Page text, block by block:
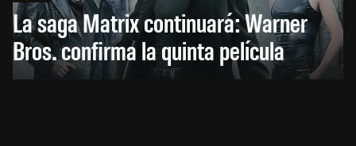
La saga Matrix continuará: Warner
Bros. confirma la quinta película